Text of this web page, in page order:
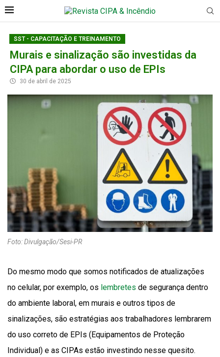
SST - CAPACITAÇÃO E TREINAMENTO
Murais e sinalização são investidas da
CIPA para abordar o uso de EPIs
30 de abril de 2025
Foto: Divulgação/Sesi-PR
Do mesmo modo que somos notificados de atualizações
no celular, por exemplo, os lembretes de segurança dentro
do ambiente laboral, em murais e outros tipos de
sinalizações, são estratégias aos trabalhadores lembrarem
do uso correto de EPIs (Equipamentos de Proteção
Individual) e as CIPAs estão investindo nesse quesito.